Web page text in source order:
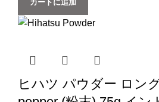
カートに追加
ヒハツ パウダー ロン